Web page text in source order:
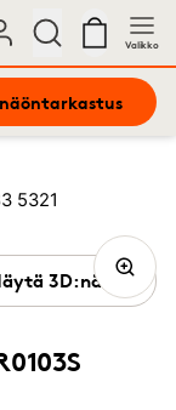
Valikko
5321
3D:nä